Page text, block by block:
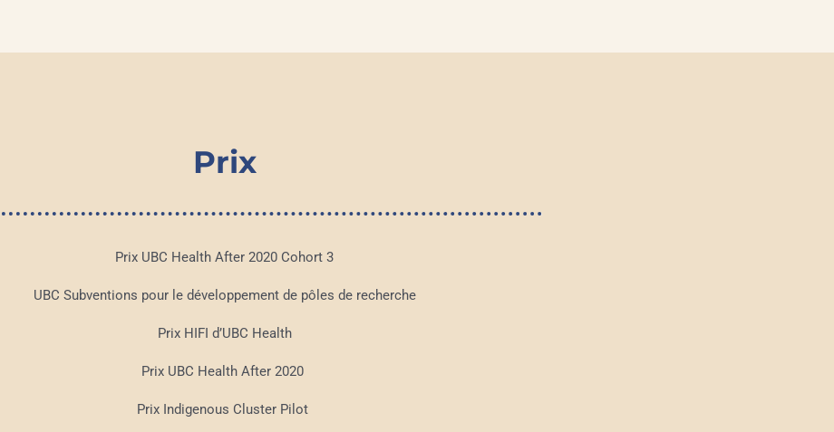
Prix
Prix UBC Health After 2020 Cohort 3
UBC Subventions pour le développement de pôles de recherche
Prix HIFI d’UBC Health
Prix UBC Health After 2020
Prix Indigenous Cluster Pilot